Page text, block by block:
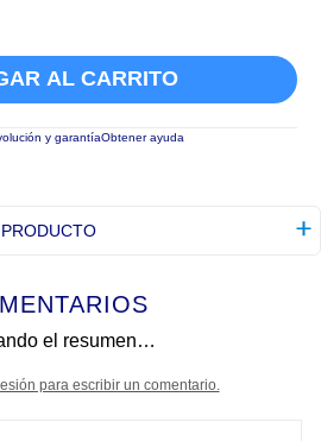
AL CARRITO
y garantíaObtener ayuda
el resumen…
para escribir un comentario.